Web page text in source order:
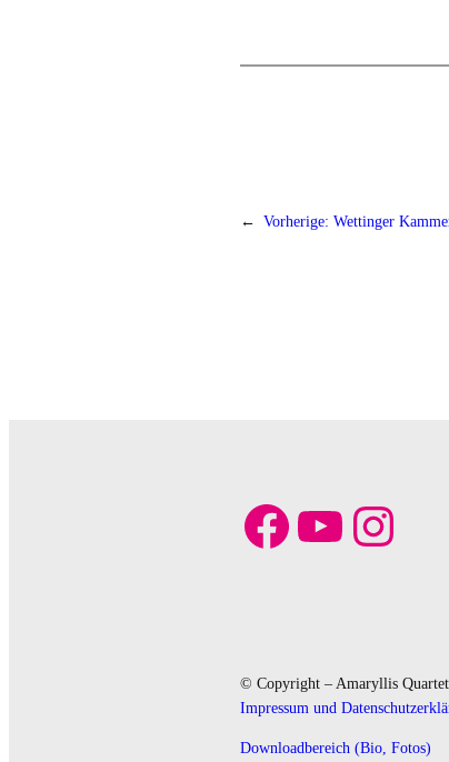
← Vorherige: Wettinger
Facebook YouTube Instagram
© Copyright – Amaryllis
Impressum und
Downloadbereich (Bio, Fotos)